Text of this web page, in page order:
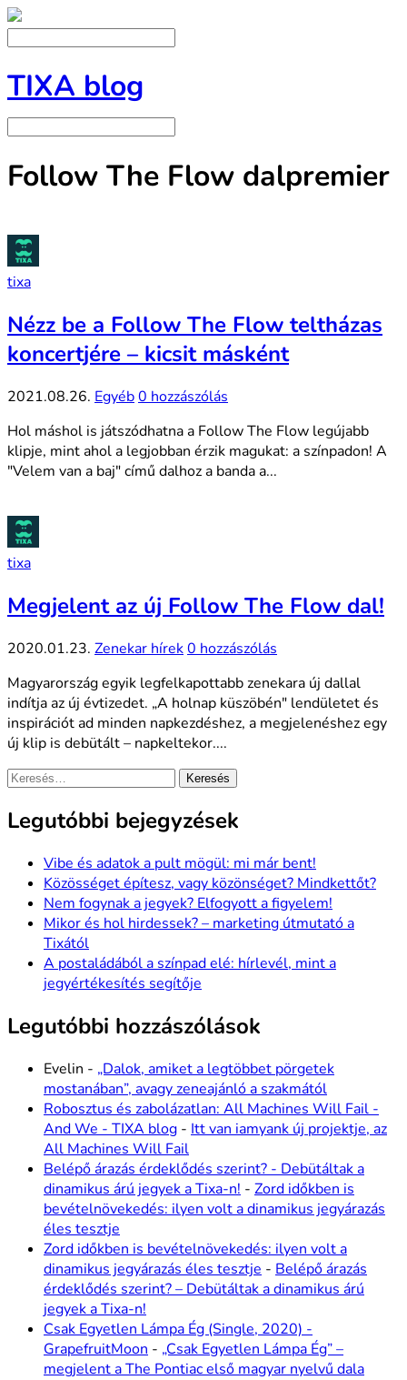
TIXA blog
Follow The Flow dalpremier
tixa
Nézz be a Follow The Flow teltházas
koncertjére – kicsit másként
2021.08.26. Egyéb0 hozzászólás
Hol máshol is játszódhatna a Follow The Flow legújabb
klipje, mint ahol a legjobban érzik magukat: a színpadon! A
"Velem van a baj" című dalhoz a banda a...
tixa
Megjelent az új Follow The Flow dal!
2020.01.23. Zenekar hírek0 hozzászólás
Magyarország egyik legfelkapottabb zenekara új dallal
indítja az új évtizedet. „A holnap küszöbén" lendületet és
inspirációt ad minden napkezdéshez, a megjelenéshez egy
új klip is debütált – napkeltekor....
Keresés:
Legutóbbi bejegyzések
Vibe és adatok a pult mögül: mi már bent!
Közösséget építesz, vagy közönséget? Mindkettőt?
Nem fogynak a jegyek? Elfogyott a figyelem!
Mikor és hol hirdessek? – marketing útmutató a
Tixától
A postaládából a színpad elé: hírlevél, mint a
jegyértékesítés segítője
Legutóbbi hozzászólások
Evelin - „Dalok, amiket a legtöbbet pörgetek
mostanában”, avagy zeneajánló a szakmától
Robosztus és zabolázatlan: All Machines Will Fail -
And We - TIXA blog - Itt van iamyank új projektje, az
All Machines Will Fail
Belépő árazás érdeklődés szerint? - Debütáltak a
dinamikus árú jegyek a Tixa-n! - Zord időkben is
bevételnövekedés: ilyen volt a dinamikus jegyárazás
éles tesztje
Zord időkben is bevételnövekedés: ilyen volt a
dinamikus jegyárazás éles tesztje - Belépő árazás
érdeklődés szerint? – Debütáltak a dinamikus árú
jegyek a Tixa-n!
Csak Egyetlen Lámpa Ég (Single, 2020) -
GrapefruitMoon - „Csak Egyetlen Lámpa Ég” –
megjelent a The Pontiac első magyar nyelvű dala